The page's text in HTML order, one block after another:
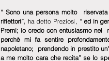
“ Sono una persona molto
riflettori”, ha detto Preziosi,
“ ed in
Premi; io credo con entusiasmo nel
perchè mi fa sentire
napoletano;  prendendo in prestito
a me molto cara che recita” se lo